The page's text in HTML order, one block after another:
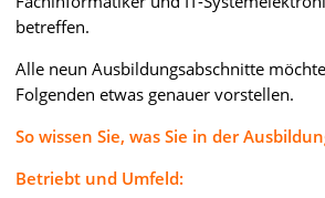
betreffen.
Alle neun Ausbildungsabschnitte
Folgenden etwas genauer vorstellen.
So wissen Sie, was Sie in der
Betriebt und Umfeld: